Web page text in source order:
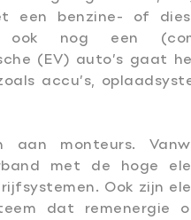
een benzine- of
ook nog een
(EV) auto’s gaat
accu’s,
aan monteurs.
met de hoge
Ook zijn
dat remenergie